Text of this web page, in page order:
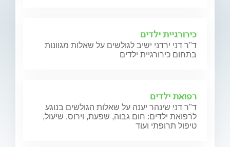
כירורגיית ילדים
ד"ר דני ירדני ישיב לגולשים על שאלות מגוונות
בתחום כירורגיית ילדים
רפואת ילדים
ד"ר דני שינהר יענה על שאלות הגולשים בנוגע
לרפואת ילדים: חום גבוה, שפעת, וירוס, שיעול,
טיפול תרופתי ועוד